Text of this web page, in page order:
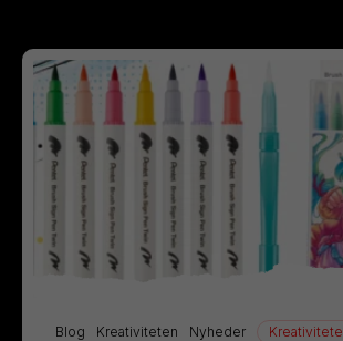
Blog Kreativiteten Nyheder